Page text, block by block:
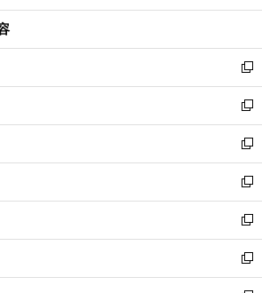
開
ウ
開
く
ン
ウ
で
開
く
ウ
ン
ド
ウ
で
開
く
新
し
い
ウ
ィ
ン
ド
ウ
で
開
く
新
し
い
ウ
ィ
ン
ド
ウ
で
開
新
し
い
ウ
ィ
ン
ド
ウ
新
し
い
ウ
ィ
ン
新
し
い
ウ
新
し